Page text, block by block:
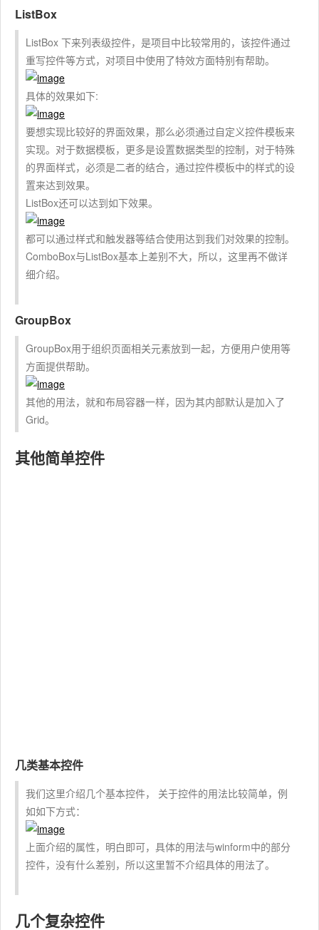
ListBox
ListBox 下来列表级控件，是项目中比较常用的，该控件通过
重写控件等方式，对项目中使用了特效方面特别有帮助。
具体的效果如下:
要想实现比较好的界面效果，那么必须通过自定义控件模板来
实现。对于数据模板，更多是设置数据类型的控制，对于特殊
的界面样式，必须是二者的结合，通过控件模板中的样式的设
置来达到效果。
ListBox还可以达到如下效果。
都可以通过样式和触发器等结合使用达到我们对效果的控制。
ComboBox与ListBox基本上差别不大，所以，这里再不做详
细介绍。
GroupBox
GroupBox用于组织页面相关元素放到一起，方便用户使用等
方面提供帮助。
其他的用法，就和布局容器一样，因为其内部默认是加入了
Grid。
其他简单控件
几类基本控件
我们这里介绍几个基本控件， 关于控件的用法比较简单，例
如如下方式：
上面介绍的属性，明白即可，具体的用法与winform中的部分
控件，没有什么差别，所以这里暂不介绍具体的用法了。
几个复杂控件